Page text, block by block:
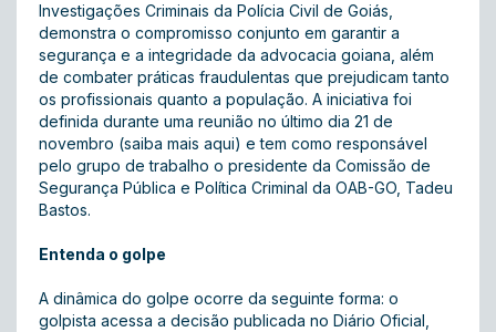
Investigações Criminais da Polícia Civil de Goiás,
demonstra o compromisso conjunto em garantir a
segurança e a integridade da advocacia goiana, além
de combater práticas fraudulentas que prejudicam tanto
os profissionais quanto a população. A iniciativa foi
definida durante uma reunião no último dia 21 de
novembro (saiba mais aqui) e tem como responsável
pelo grupo de trabalho o presidente da Comissão de
Segurança Pública e Política Criminal da OAB-GO, Tadeu
Bastos.
Entenda o golpe
A dinâmica do golpe ocorre da seguinte forma: o
golpista acessa a decisão publicada no Diário Oficial,